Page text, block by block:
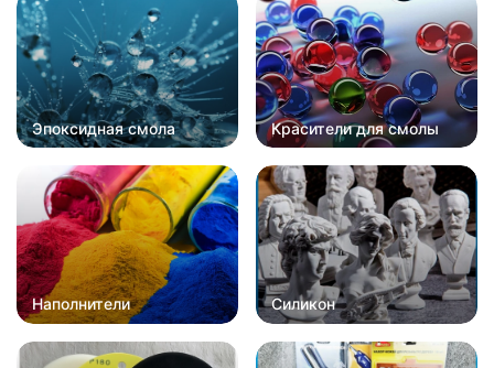
Эпоксидная смола Красители для смолы
Наполнители Силикон